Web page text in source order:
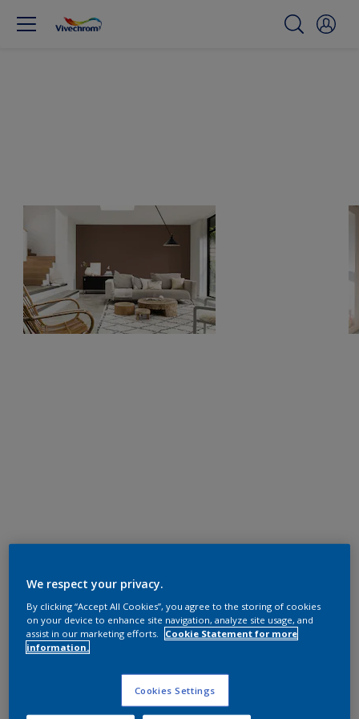
We respect your privacy.
By clicking “Accept All Cookies”, you agree to the storing of cookies
on your device to enhance site navigation, analyze site usage, and
assist in our marketing efforts.
Cookie Statement for more
information.
Cookies Settings